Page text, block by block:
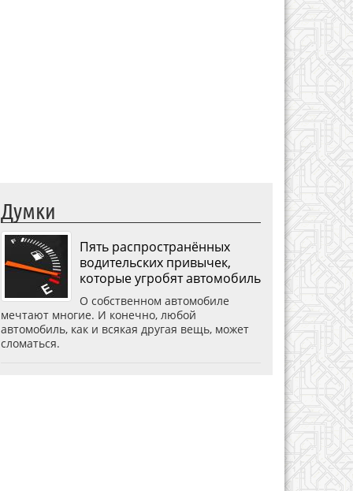
Думки
Пять распространённых
водительских привычек,
которые угробят автомобиль
О собственном автомобиле
мечтают многие. И конечно, любой
автомобиль, как и всякая другая вещь, может
сломаться.